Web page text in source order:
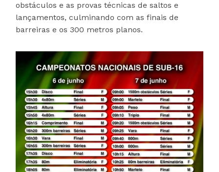
obstáculos e as provas técnicas de saltos e
lançamentos, culminando com as finais de
barreiras e os 300 metros planos.